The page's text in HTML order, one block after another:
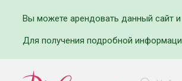
Вы можете арендовать данный сайт
Для получения подробной